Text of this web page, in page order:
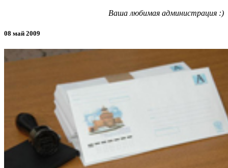
Ваша любимая администрация :)
08 май 2009